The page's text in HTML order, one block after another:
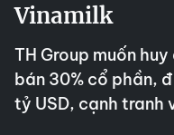
Vinamilk
TH Group muốn
bán 30% cổ phần,
tỷ USD, cạnh tranh